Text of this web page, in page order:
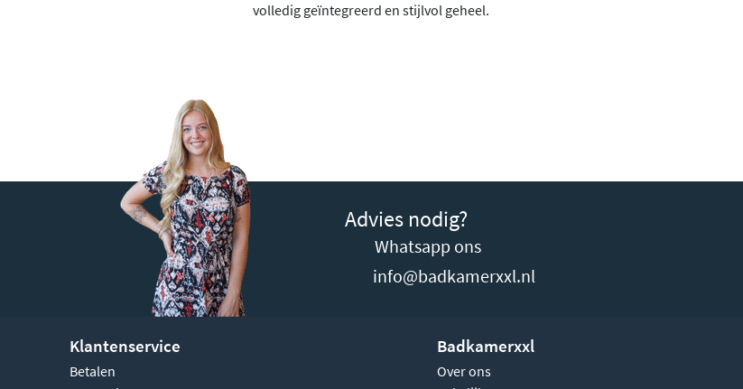
volledig geïntegreerd en stijlvol geheel.
Advies nodig?
Whatsapp ons
info@badkamerxxl.nl
Klantenservice
Betalen
Badkamerxxl
Over ons